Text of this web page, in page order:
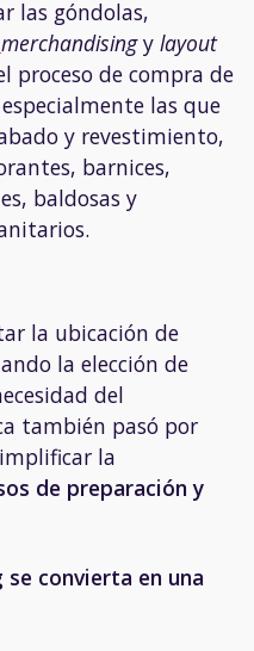
las góndolas,
merchandisingy layout
proceso de compra de
las que
y revestimiento,
barnices,
baldosas y
la ubicación de
la elección de
del
también pasó por
la
de preparación y
convierta en una